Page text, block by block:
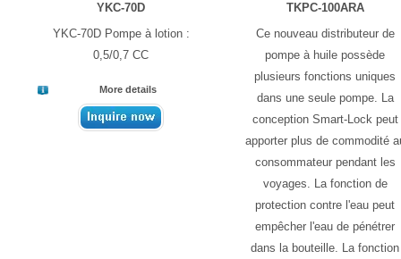
YKC-70D
YKC-70D Pompe à lotion :
0,5/0,7 CC
More details
TKPC-100ARA
Ce nouveau distributeur de
pompe à huile possède
plusieurs fonctions uniques
dans une seule pompe. La
conception Smart-Lock peut
apporter plus de commodité
consommateur pendant les
voyages. La fonction de
protection contre l'eau peut
empêcher l'eau de pénétrer
dans la bouteille. La fonction